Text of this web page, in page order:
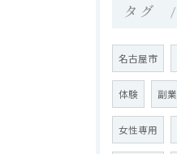
タグ
名古屋市
体験 副業
女性専用